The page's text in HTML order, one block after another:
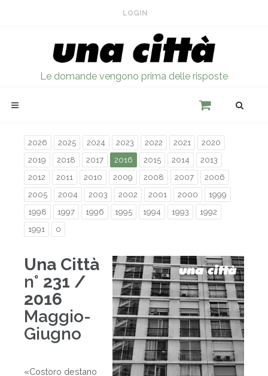
LOGIN
Le domande vengono prima delle risposte
2026 2025 2024 2023 2022 2021
2020
2019
2018 2017 2016 2015 2014
2013
2012
2011 2010 2009 2008 2007
2006
2005
2004 2003 2002 2001 2000
1999
1998
1997 1996 1995 1994 1993
1992
1991
0
Una Città
n° 231 /
2016
Maggio-
Giugno
«Costoro destano